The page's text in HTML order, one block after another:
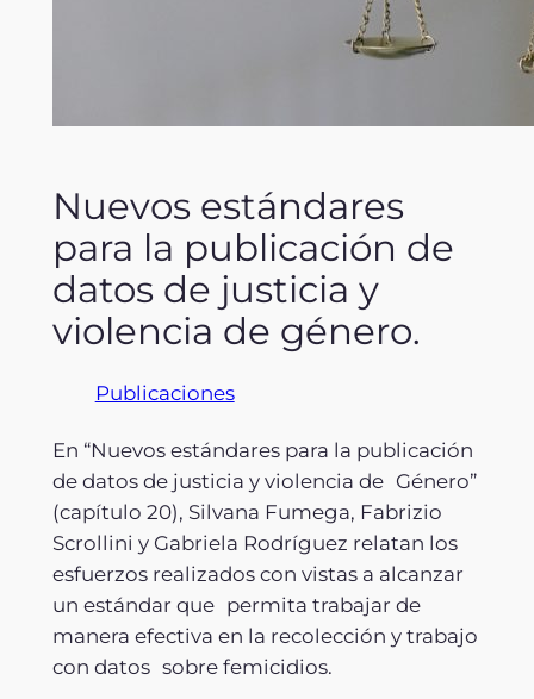
Nuevos estándares
para la publicación de
datos de justicia y
violencia de género.
Publicaciones
En “Nuevos estándares para la publicación
de datos de justicia y violencia de Género”
(capítulo 20), Silvana Fumega, Fabrizio
Scrollini y Gabriela Rodríguez relatan los
esfuerzos realizados con vistas a alcanzar
un estándar que permita trabajar de
manera efectiva en la recolección y trabajo
con datos sobre femicidios.